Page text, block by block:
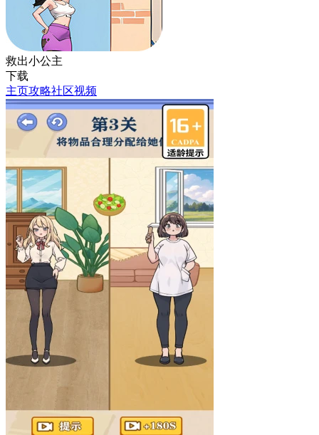
救出小公主
下载
主页攻略社区视频